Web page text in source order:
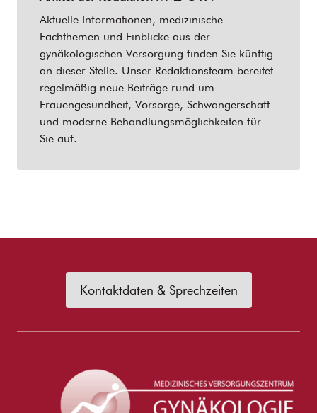
Aktuelle Informationen, medizinische
Fachthemen und Einblicke aus der
gynäkologischen Versorgung finden Sie künftig
an dieser Stelle. Unser Redaktionsteam bereitet
regelmäßig neue Beiträge rund um
Frauengesundheit, Vorsorge, Schwangerschaft
und moderne Behandlungsmöglichkeiten für
Sie auf.
Kontaktdaten & Sprechzeiten